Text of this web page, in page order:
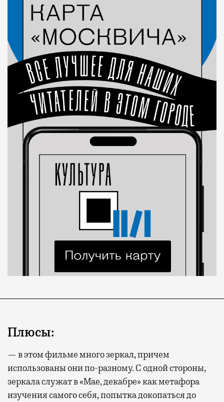
Плюсы:
— в этом фильме много зеркал, причем
использованы они по-разному. С одной стороны,
зеркала служат в «Мае, декабре» как метафора
изучения самого себя, попытка докопаться до